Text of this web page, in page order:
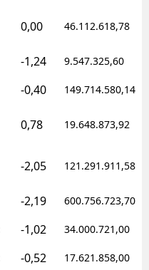
0,00 46.112.618,78
-1,24 9.547.325,60
-0,40 149.714.580,14
0,78 19.648.873,92
-2,05 121.291.911,58
-2,19 600.756.723,70
-1,02 34.000.721,00
-0,52 17.621.858,00